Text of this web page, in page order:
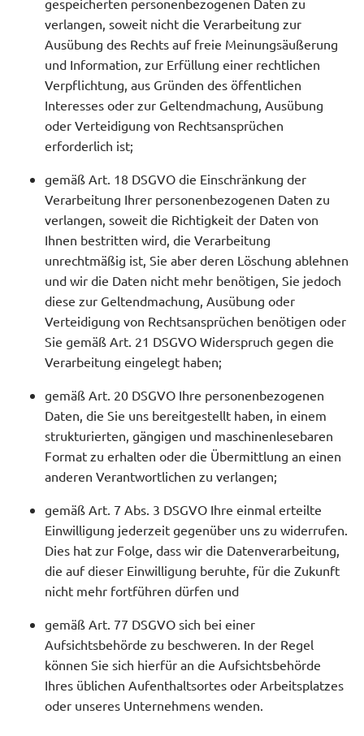
gespeicherten personenbezogenen Daten zu
verlangen, soweit nicht die Verarbeitung zur
Ausübung des Rechts auf freie Meinungsäußerung
und Information, zur Erfüllung einer rechtlichen
Verpflichtung, aus Gründen des öffentlichen
Interesses oder zur Geltendmachung, Ausübung
oder Verteidigung von Rechtsansprüchen
erforderlich ist;
gemäß Art. 18 DSGVO die Einschränkung der
Verarbeitung Ihrer personenbezogenen Daten zu
verlangen, soweit die Richtigkeit der Daten von
Ihnen bestritten wird, die Verarbeitung
unrechtmäßig ist, Sie aber deren Löschung ablehnen
und wir die Daten nicht mehr benötigen, Sie jedoch
diese zur Geltendmachung, Ausübung oder
Verteidigung von Rechtsansprüchen benötigen oder
Sie gemäß Art. 21 DSGVO Widerspruch gegen die
Verarbeitung eingelegt haben;
gemäß Art. 20 DSGVO Ihre personenbezogenen
Daten, die Sie uns bereitgestellt haben, in einem
strukturierten, gängigen und maschinenlesebaren
Format zu erhalten oder die Übermittlung an einen
anderen Verantwortlichen zu verlangen;
gemäß Art. 7 Abs. 3 DSGVO Ihre einmal erteilte
Einwilligung jederzeit gegenüber uns zu widerrufen.
Dies hat zur Folge, dass wir die Datenverarbeitung,
die auf dieser Einwilligung beruhte, für die Zukunft
nicht mehr fortführen dürfen und
gemäß Art. 77 DSGVO sich bei einer
Aufsichtsbehörde zu beschweren. In der Regel
können Sie sich hierfür an die Aufsichtsbehörde
Ihres üblichen Aufenthaltsortes oder Arbeitsplatzes
oder unseres Unternehmens wenden.